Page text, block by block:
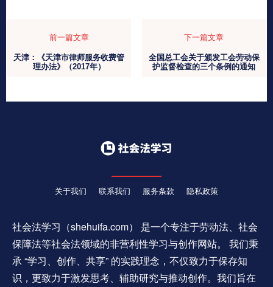
前一篇文章
天津：《天津市律师服务收费管
理办法》（2017年）
下一篇文章
全国总工会关于颁发工会劳动保
护监督检查的三个条例的通知
关于我们 联系我们 服务条款 隐私政策
社会法学习（shehuifa.com） 是一个专注于劳动法、社会
保障法等社会法领域的非营利性学习与创作网站。 我们秉
承 “学习、创作、共享” 的实践理念，不仅致力于保存知
识，更致力于激发思考、辅助研究与推动创作。我们旨在